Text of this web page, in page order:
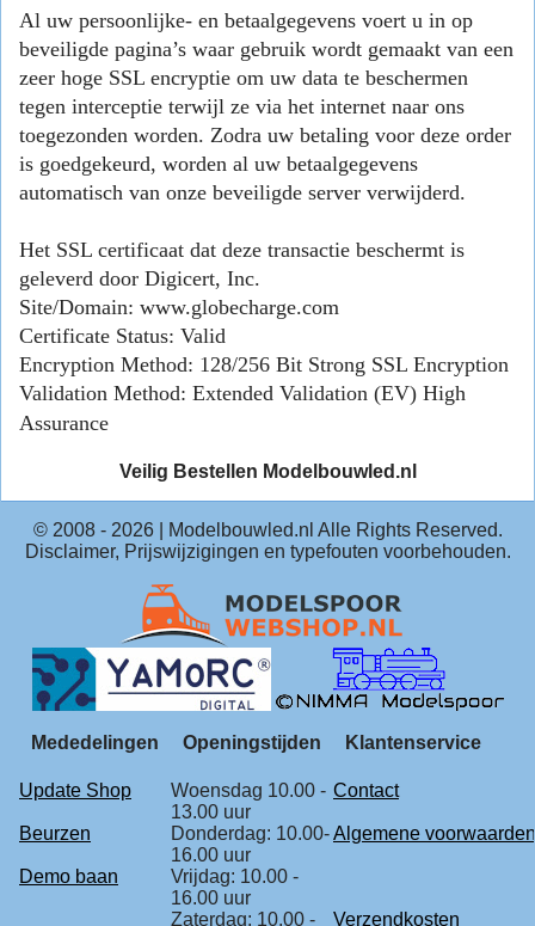
Al uw persoonlijke- en betaalgegevens voert u in op
beveiligde pagina’s waar gebruik wordt gemaakt van een
zeer hoge SSL encryptie om uw data te beschermen
tegen interceptie terwijl ze via het internet naar ons
toegezonden worden. Zodra uw betaling voor deze order
is goedgekeurd, worden al uw betaalgegevens
automatisch van onze beveiligde server verwijderd.
Het SSL certificaat dat deze transactie beschermt is
geleverd door Digicert, Inc.
Site/Domain: www.globecharge.com
Certificate Status: Valid
Encryption Method: 128/256 Bit Strong SSL Encryption
Validation Method: Extended Validation (EV) High
Assurance
Veilig Bestellen Modelbouwled.nl
© 2008 - 2026| Modelbouwled.nl Alle Rights Reserved.
Disclaimer, Prijswijzigingen en typefouten voorbehouden.
Mededelingen Openingstijden Klantenservice
Update Shop
Woensdag 10.00 -
13.00 uur
Contact
Beurzen
Donderdag: 10.00-
16.00 uur
Algemene voorwaarden
Demo baan
Vrijdag: 10.00 -
16.00 uur
Zaterdag: 10.00 -
Verzendkosten